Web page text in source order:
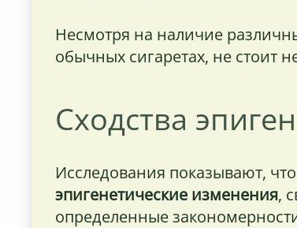
Несмотря на наличие
обычных сигаретах, не стоит
Сходства
Исследования показывают,
эпигенетические изменения,
определенные